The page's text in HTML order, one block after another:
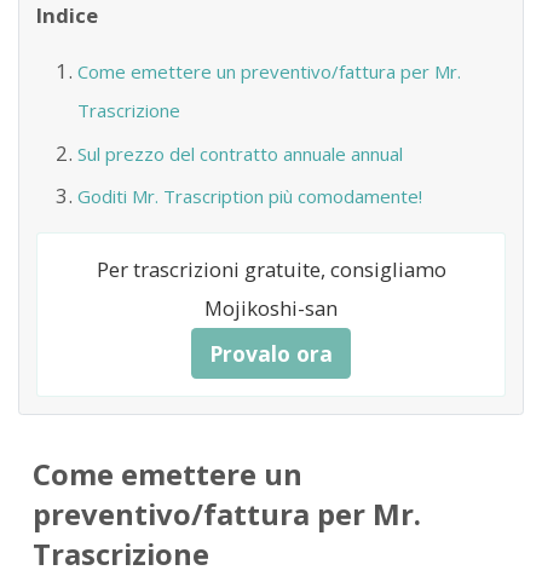
Indice
Come emettere un preventivo/fattura per Mr.
Trascrizione
Sul prezzo del contratto annuale annual
Goditi Mr. Trascription più comodamente!
Per trascrizioni gratuite, consigliamo
Mojikoshi-san
Provalo ora
Come emettere un
preventivo/fattura per Mr.
Trascrizione